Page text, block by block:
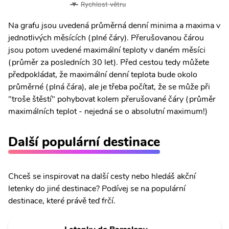
Rychlost větru
Na grafu jsou uvedená průměrná denní minima a maxima v
jednotlivých měsících (plné čáry). Přerušovanou čárou
jsou potom uvedené maximální teploty v daném měsíci
(průměr za posledních 30 let). Před cestou tedy můžete
předpokládat, že maximální denní teplota bude okolo
průměrné (plná čára), ale je třeba počítat, že se může při
"troše štěstí" pohybovat kolem přerušované čáry (průměr
maximálních teplot - nejedná se o absolutní maximum!)
Další populární destinace
Chceš se inspirovat na další cesty nebo hledáš akční
letenky do jiné destinace? Podívej se na populární
destinace, které právě teď frčí.